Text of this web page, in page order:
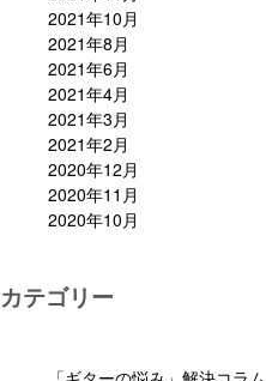
2021年10月
2021年8月
2021年6月
2021年4月
2021年3月
2021年2月
2020年12月
2020年11月
2020年10月
カテゴリー